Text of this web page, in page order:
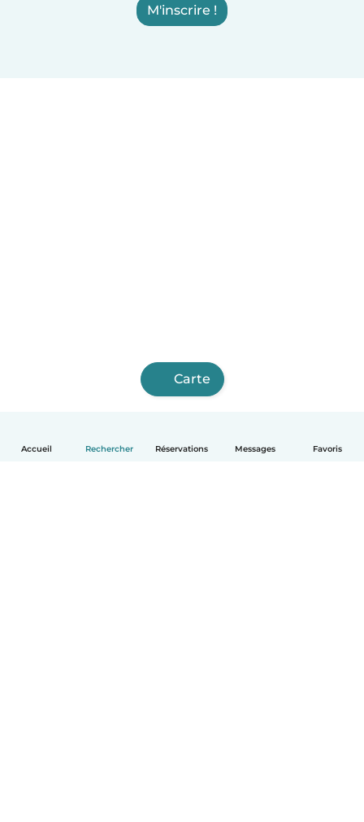
Accueil Rechercher Réservations Messages Favoris
M'inscrire !
Carte